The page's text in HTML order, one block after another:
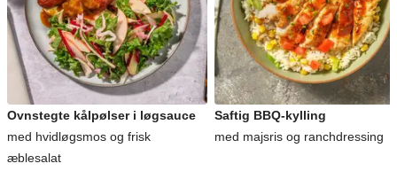
Ovnstegte kålpølser i løgsauce
med hvidløgsmos og frisk
æblesalat
Saftig BBQ-kylling
med majsris og ranchdressing